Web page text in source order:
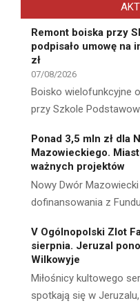
Remont boiska przy
podpisało umowę na
zł
07/08/2026
Boisko wielofunkcyjne
przy Szkole
Ponad 3,5 mln zł dla
Mazowieckiego.
ważnych projektów
Nowy Dwór
dofinansowania z
V Ogólnopolski Zlot
sierpnia. Jeruzal
Wilkowyje
Miłośnicy kultowego
spotkają się w